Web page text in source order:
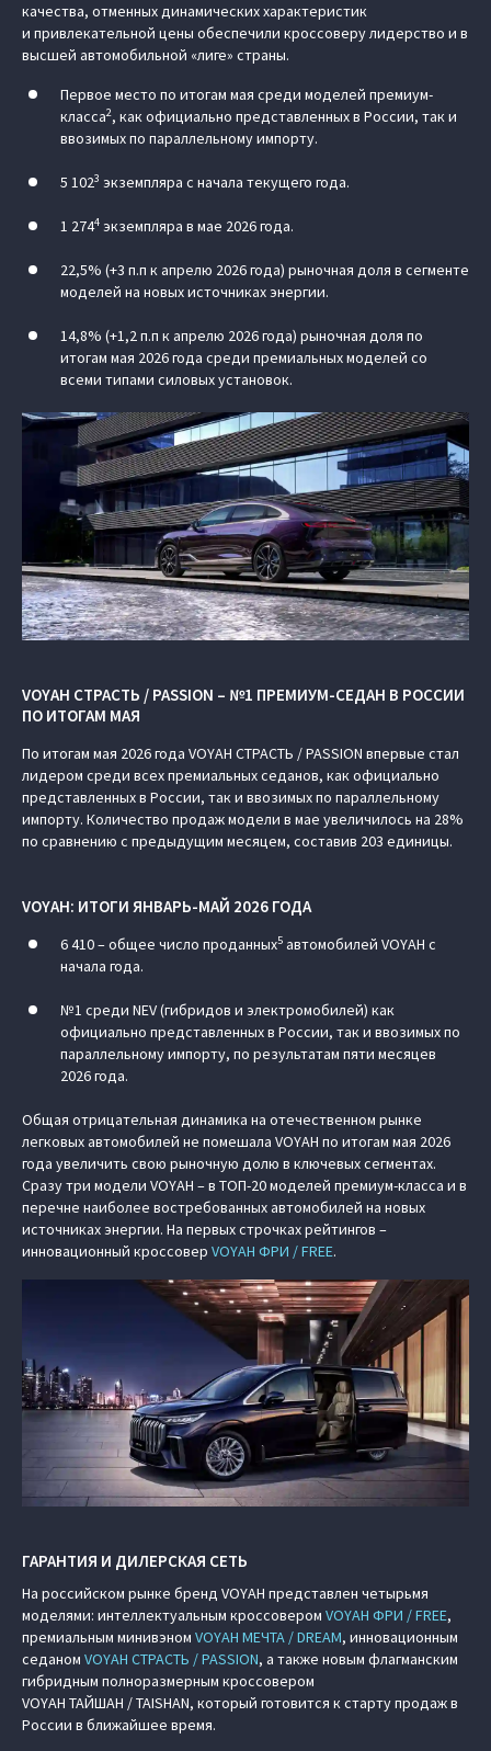
качества, отменных динамических характеристик
и привлекательной цены обеспечили кроссоверу лидерство и в
высшей автомобильной «лиге» страны.
Первое место по итогам мая среди моделей премиум-
класса2, как официально представленных в России, так и
ввозимых по параллельному импорту.
5 1023 экземпляра с начала текущего года.
1 2744 экземпляра в мае 2026 года.
22,5% (+3 п.п к апрелю 2026 года) рыночная доля в сегменте
моделей на новых источниках энергии.
14,8% (+1,2 п.п к апрелю 2026 года) рыночная доля по
итогам мая 2026 года среди премиальных моделей со
всеми типами силовых установок.
VOYAH СТРАСТЬ / PASSION – №1 ПРЕМИУМ-СЕДАН В РОССИИ
ПО ИТОГАМ МАЯ
По итогам мая 2026 года VOYAH СТРАСТЬ / PASSION впервые стал
лидером среди всех премиальных седанов, как официально
представленных в России, так и ввозимых по параллельному
импорту. Количество продаж модели в мае увеличилось на 28%
по сравнению с предыдущим месяцем, составив 203 единицы.
VOYAH: ИТОГИ ЯНВАРЬ-МАЙ 2026 ГОДА
6 410 – общее число проданных5 автомобилей VOYAH с
начала года.
№1 среди NEV (гибридов и электромобилей) как
официально представленных в России, так и ввозимых по
параллельному импорту, по результатам пяти месяцев
2026 года.
Общая отрицательная динамика на отечественном рынке
легковых автомобилей не помешала VOYAH по итогам мая 2026
года увеличить свою рыночную долю в ключевых сегментах.
Сразу три модели VOYAH – в ТОП-20 моделей премиум-класса и в
перечне наиболее востребованных автомобилей на новых
источниках энергии. На первых строчках рейтингов –
инновационный кроссовер VOYAH ФРИ / FREE.
ГАРАНТИЯ И ДИЛЕРСКАЯ СЕТЬ
На российском рынке бренд VOYAH представлен четырьмя
моделями: интеллектуальным кроссовером VOYAH ФРИ / FREE,
премиальным минивэном VOYAH МЕЧТА / DREAM, инновационным
седаном VOYAH СТРАСТЬ / PASSION, а также новым флагманским
гибридным полноразмерным кроссовером
VOYAH ТАЙШАН / TAISHAN, который готовится к старту продаж в
России в ближайшее время.